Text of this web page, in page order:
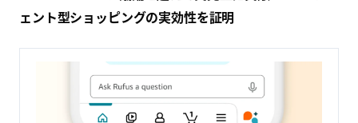
ェント型ショッピングの実効性を証明